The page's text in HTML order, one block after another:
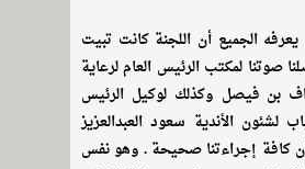
الجميع أن اللجنة كانت تبيت
صوتنا لمكتب الرئيس العام لرعاية
بن فيصل وكذلك لوكيل الرئيس
لشئون الأندية سعود العبدالعزيز
كافة إجراءتنا صحيحة . وهو نفس